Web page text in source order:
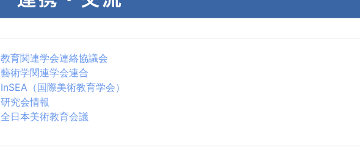
教育関連学会連絡協議会
藝術学関連学会連合
InSEA（国際美術教育学会）
研究会情報
全日本美術教育会議